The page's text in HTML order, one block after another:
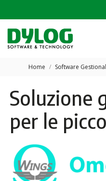
Tu sei qui:
Home Software
Soluzione
per le